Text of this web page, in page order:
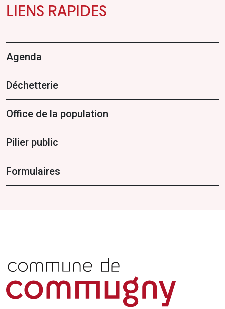
LIENS RAPIDES
Agenda
Déchetterie
Office de la population
Pilier public
Formulaires